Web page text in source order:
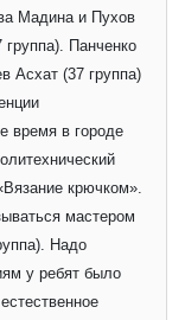
Мадина и Пухов
Панченко
Асхат (37 группа)
время в городе
крючком».
мастером
Надо
у ребят было